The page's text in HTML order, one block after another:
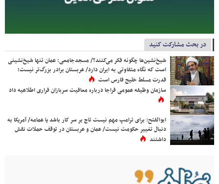
در بحث مشارکت کنید
شیخ‌نشین‌ها چگونه فکر می‌کنند؟/ مسجدجامعی: عمان تنها شیخ‌نشینی
است که نگاه متفاوتی به ایران دارد/ عربستان برادر بزرگ‌تر نیست؛
قدرت مسلط خلیج فارس است
سازمان وظیفه عمومی فراجا درباره معافیت سربازان فراری اطلاعیه داد
ابوالفتح: برای ترامپ مهم نیست تاج بر سر کار باشد یا عمامه/ آمریکا به
دنبال تغییر حکومت نیست/ عمان و عربستان در توقف حملات نقش
داشتند